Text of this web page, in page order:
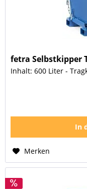
fetra Selbstkipper
Inhalt: 600 Liter -
In
Merken